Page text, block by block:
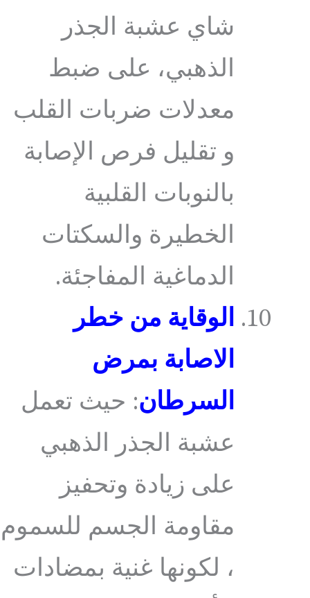
شاي عشبة الجذر
الذهبي، على ضبط
معدلات ضربات القلب
و تقليل فرص الإصابة
بالنوبات القلبية
الخطيرة والسكتات
الدماغية المفاجئة.
الوقاية من خطر
الاصابة بمرض
السرطان: حيث تعمل
عشبة الجذر الذهبي
على زيادة وتحفيز
مقاومة الجسم للسموم
، لكونها غنية بمضادات